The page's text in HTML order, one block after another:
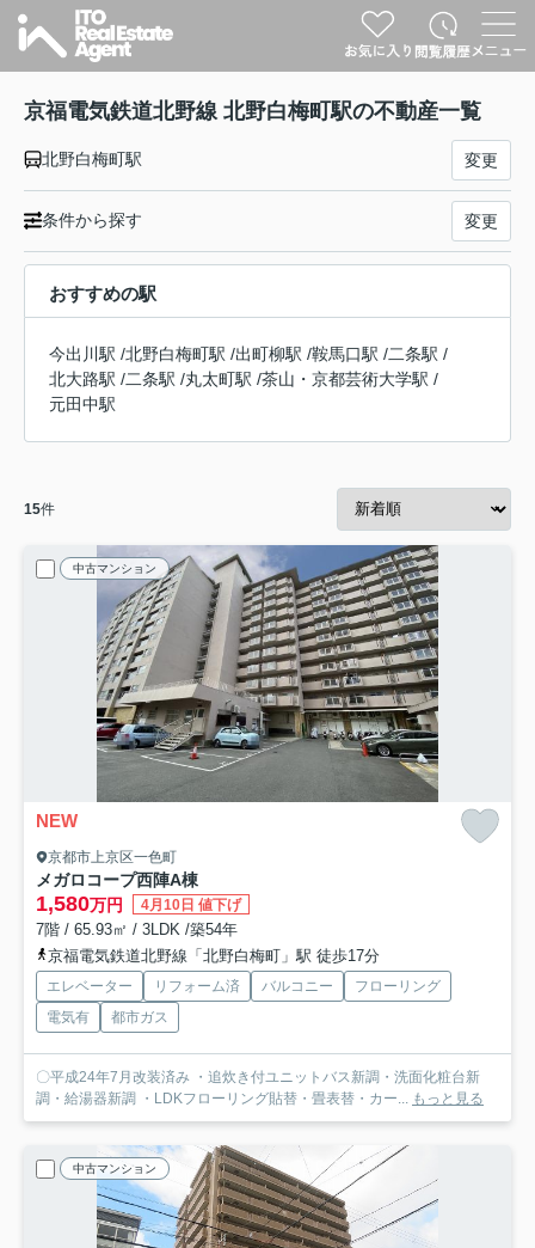
京福電気鉄道北野線 北野白梅町駅の不動産一覧
北野白梅町駅 変更
条件から探す 変更
おすすめの駅
今出川駅 /北野白梅町駅 /出町柳駅 /鞍馬口駅 /二条駅 /
北大路駅 /二条駅 /丸太町駅 /茶山・京都芸術大学駅 /
元田中駅
15件
中古マンション
NEW
京都市上京区一色町
メガロコープ西陣A棟
1,580万円 4月10日 値下げ
7階 / 65.93㎡ / 3LDK /築54年
京福電気鉄道北野線「北野白梅町」駅 徒歩17分
エレベーター リフォーム済 バルコニー
フローリング
電気有
都市ガス
〇平成24年7月改装済み ・追炊き付ユニットバス新調・洗面化粧台新
調・給湯器新調 ・LDKフローリング貼替・畳表替・カー...
もっと見る
中古マンション